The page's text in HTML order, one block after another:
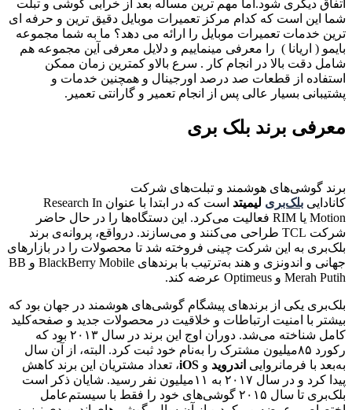
اتفاق دیگری شود.اما مهم ترین مساله بعد از خرابی گوشی و تبلت
شما این است که کدام مرکز تعمیرات موبایل دقیق ترین و حرفه ای
ترین خدمات تعمیرات موبایل را ارائه می دهد؟ ما به شما مجموعه
بایمو ( اریانا ) را معرفی مینماییم و دلایل معرفی آین مجموعه هم
شامل دقت بالا در انجام کار . سرع بالاو کمترین زمان ممکن
استفاده از قطعات صد درصد اورجینال و همچنین خدمات و
پشتیبانی بسیار عالی پس از انجام تعمیر و گارانتی تعمیر.
معرفی برند بلک بری
برند گوشی‌های هوشمند و تبلت‌های شرکت
کانادایی بلک‌بری لیمیتد
است که در ابتدا با عنوان Research In
Motion یا RIM فعالیت می‌کرد. این دستگاه‌ها را در حال حاضر
شرکت TCL طراحی می‌کنند و می‌سازند. درواقع، پروانه‌ی برند
بلک‌بری به این شرکت چینی فروخته شد تا محصولات را در بازارهای
جهانی و اندونزی و هند به‌ترتیب با برندهای BlackBerry Mobile و BB
Merah Putih و Optimeus عرضه کند.
بلک‌بری یکی از برندهای پیشگام گوشی‌های هوشمند در جهان بود که
بیشتر با امنیت ارتباطات و خلاقیت در محصولات جدید و صفحه‌کلید
کامل شناخته می‌شد. دوران اوج این برند در سال ۲۰۱۳ بود که
رکورد ۸۵میلیون مشترک را به‌نام خود ثبت کرد. البته، از آن سال
به‌‌بعد با فرمانروایی اندروید و iOS، تعداد مشتریان این برند کاهش
پیدا کرد و در سال ۲۰۱۷ به ۱۱میلیون نفر رسید. شایان ذکر است
بلک‌بری تا سال ۲۰۱۵ گوشی‌های خود را فقط با سیستم‌عامل